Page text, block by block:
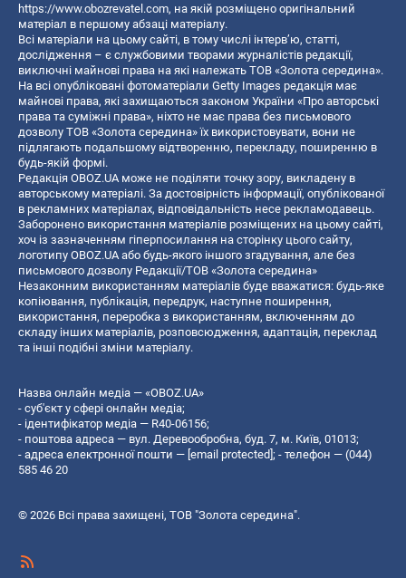
https://www.obozrevatel.com, на якій розміщено оригінальний
матеріал в першому абзаці матеріалу.
Всі матеріали на цьому сайті, в тому числі інтерв’ю, статті,
дослідження – є службовими творами журналістів редакції,
виключні майнові права на які належать ТОВ «Золота середина».
На всі опубліковані фотоматеріали Getty Images редакція має
майнові права, які захищаються законом України «Про авторські
права та суміжні права», ніхто не має права без письмового
дозволу ТОВ «Золота середина» їх використовувати, вони не
підлягають подальшому відтворенню, перекладу, поширенню в
будь-якій формі.
Редакція OBOZ.UA може не поділяти точку зору, викладену в
авторському матеріалі. За достовірність інформації, опублікованої
в рекламних матеріалах, відповідальність несе рекламодавець.
Заборонено використання матеріалів розміщених на цьому сайті,
хоч із зазначенням гіперпосилання на сторінку цього сайту,
логотипу OBOZ.UA або будь-якого іншого згадування, але без
письмового дозволу Редакції/ТОВ «Золота середина»
Незаконним використанням матеріалів буде вважатися: будь-яке
копiювання, публiкацiя, передрук, наступне поширення,
використання, переробка з використанням, включенням до
складу інших матеріалів, розповсюдження, адаптація, переклад
та інші подібні зміни матеріалу.
Назва онлайн медіа — «OBOZ.UA»
- суб'єкт у сфері онлайн медіа;
- ідентифікатор медіа — R40-06156;
- поштова адреса — вул. Деревообробна, буд. 7, м. Київ, 01013;
- адреса електронної пошти — [email protected] ; - телефон — (044)
585 46 20
© 2026 Всі права захищені, ТОВ "Золота середина".